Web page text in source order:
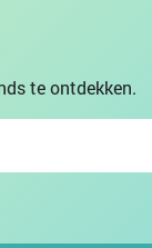
te ontdekken.